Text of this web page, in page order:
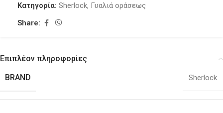
Κατηγορία: Sherlock, Γυαλιά οράσεως
Share:
Επιπλέον πληροφορίες
BRAND
Sherlock